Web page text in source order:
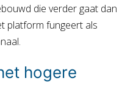
die verder gaat dan
platform fungeert als
hogere